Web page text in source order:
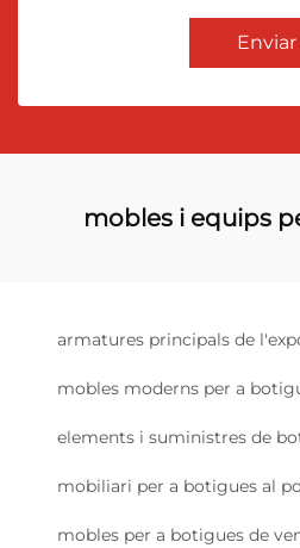
Enviar
mobles i equips
armatures principals de
mobles moderns per a
elements i suministres de
mobiliari per a botigues al
mobles per a botigues de